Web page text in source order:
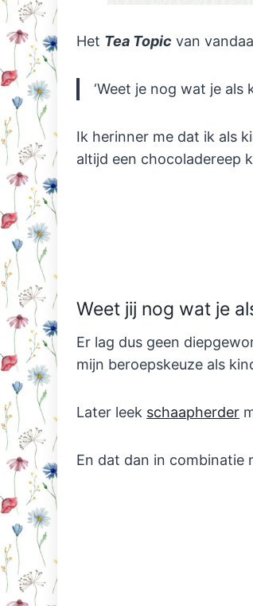
Het Tea Topic van
‘Weet je nog wat je als
Ik herinner me dat ik als
altijd een chocoladereep
Weet jij nog wat je
Er lag dus geen
mijn beroepskeuze als
Later leek schaapherder
En dat dan in combinatie